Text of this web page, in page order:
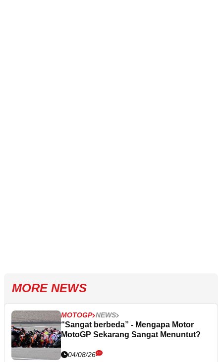
MORE NEWS
MOTOGP NEWS
“Sangat berbeda” - Mengapa Motor
MotoGP Sekarang Sangat Menuntut?
04/08/26